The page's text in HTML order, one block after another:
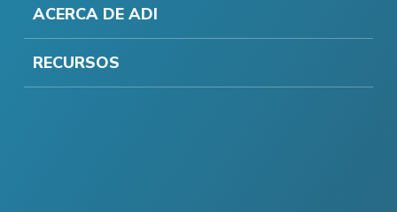
ACERCA DE ADI
RECURSOS